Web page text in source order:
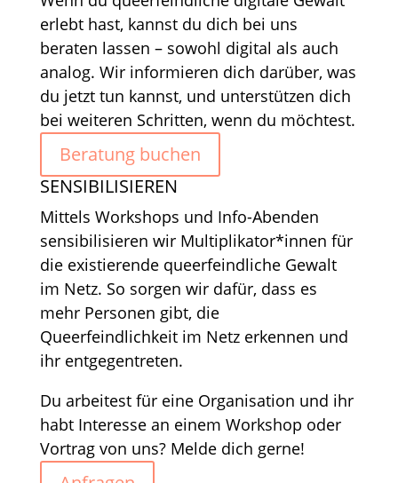
erlebt hast, kannst du dich bei uns
beraten lassen – sowohl digital als auch
analog. Wir informieren dich darüber, was
du jetzt tun kannst, und unterstützen dich
bei weiteren Schritten, wenn du möchtest.
Beratung buchen
SENSIBILISIEREN
Mittels Workshops und Info-Abenden
sensibilisieren wir Multiplikator*innen für
die existierende queerfeindliche Gewalt
im Netz. So sorgen wir dafür, dass es
mehr Personen gibt, die
Queerfeindlichkeit im Netz erkennen und
ihr entgegentreten.
Du arbeitest für eine Organisation und ihr
habt Interesse an einem Workshop oder
Vortrag von uns? Melde dich gerne!